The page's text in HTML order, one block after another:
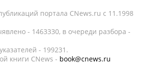
портала CNews.ru c 11.1998
- 1463330, в очереди разбора -
- 199231.
книги CNews - book@cnews.ru